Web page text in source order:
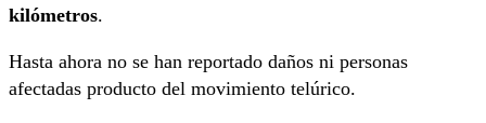
kilómetros.
Hasta ahora no se han reportado daños ni personas
afectadas producto del movimiento telúrico.